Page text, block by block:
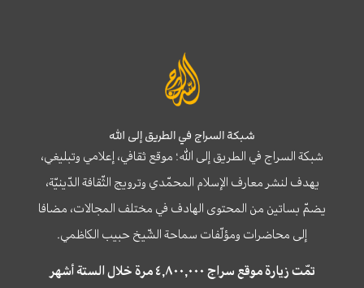
شبكة السراج في الطريق إلى الله
شبكة السراج في الطريق إلى الله؛ موقع ثقافي، إعلامي وتبليغي،
يهدف لنشر معارف الإسلام المحمّدي وترويج الثّقافة الدّينيّة،
يضمّ بساتين من المحتوى الهادف في مختلف المجالات، مضافا
إلى محاضرات ومؤلّفات سماحة الشّيخ حبيب الكاظمي.
تمّت زيارة موقع سراج ٤,٨٠٠,٠٠٠ مرة خلال الستة أشهر